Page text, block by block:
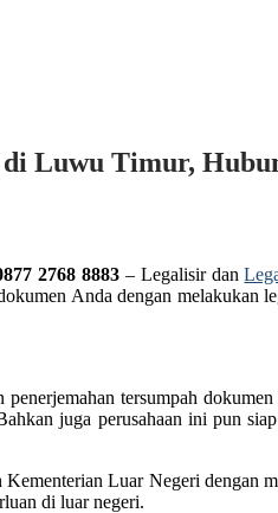
Luwu Timur,
2768 8883 – Legalisir dan
Anda dengan melakukan
tersumpah
juga perusahaan ini pun
Luar Negeri dengan
di luar negeri.